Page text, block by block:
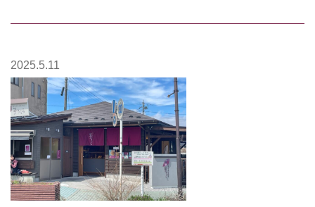
2025.5.11